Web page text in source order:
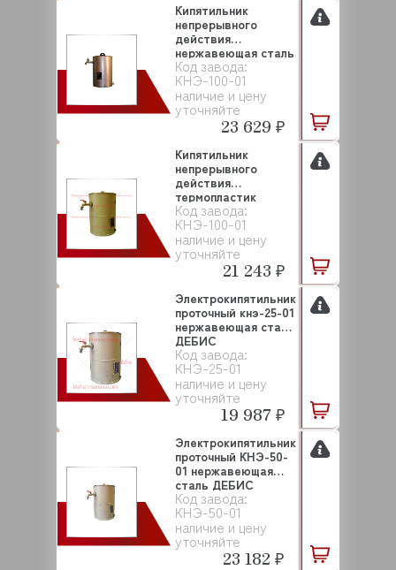
Код завода:
КНЭ-100-01
наличие и цену
уточняйте
Кипятильник
непрерывного
действия
нержавеющая сталь
КНЭ-100-01 ДЕ...
23 629 ₽
Код завода:
КНЭ-100-01
наличие и цену
уточняйте
Кипятильник
непрерывного
действия
термопластик
КНЭ-100-01 ДЕБИС
21 243 ₽
Код завода:
КНЭ-25-01
наличие и цену
уточняйте
Электрокипятильник
проточный кнэ-25-01
нержавеющая сталь
ДЕБИС
19 987 ₽
Код завода:
КНЭ-50-01
наличие и цену
уточняйте
Электрокипятильник
проточный КНЭ-50-
01 нержавеющая
сталь ДЕБИС
23 182 ₽